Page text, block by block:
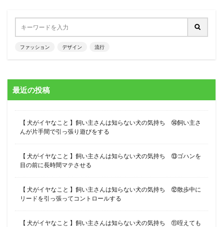
ファッション デザイン 流行
最近の投稿
【 犬がイヤなこと 】飼い主さんは知らない犬の気持ち ⑭飼い主さ
んが片手間で引っ張り遊びをする
【 犬がイヤなこと 】飼い主さんは知らない犬の気持ち ⑬ゴハンを
目の前に長時間マテさせる
【 犬がイヤなこと 】飼い主さんは知らない犬の気持ち ⑫散歩中に
リードを引っ張ってコントロールする
【 犬がイヤなこと 】飼い主さんは知らない犬の気持ち ⑪咥えても